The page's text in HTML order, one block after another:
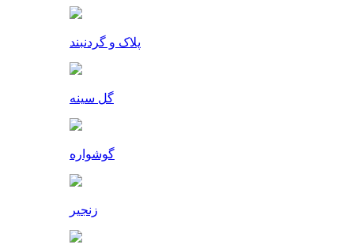
پلاک و گردنبند
گل سینه
گوشواره
زنجیر